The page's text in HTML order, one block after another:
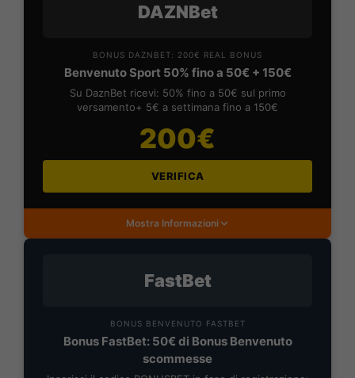
DAZNBet
BONUS DAZNBET: 200€ REAL BONUS
Benvenuto Sport 50% fino a 50€ + 150€
Su DaznBet ricevi: 50% fino a 50€ sul primo
versamento+ 5€ a settimana fino a 150€
200€
VERIFICA
Mostra Informazioni
FastBet
BONUS BENVENUTO FASTBET
Bonus FastBet: 50€ di Bonus Benvenuto
scommesse